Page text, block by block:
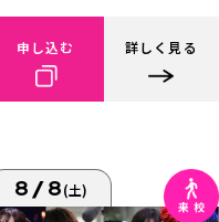
申し込む 詳しく見る
8/8(土)